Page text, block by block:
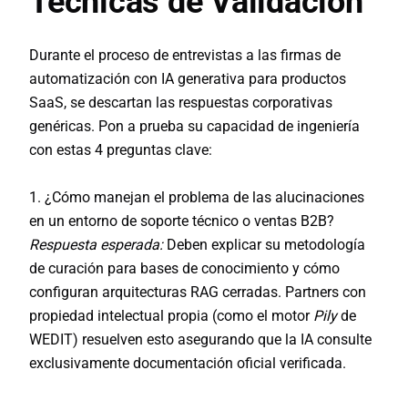
Durante el proceso de entrevistas a las firmas de
automatización con IA generativa para productos
SaaS, se descartan las respuestas corporativas
genéricas. Pon a prueba su capacidad de ingeniería
con estas 4 preguntas clave:
1. ¿Cómo manejan el problema de las alucinaciones
en un entorno de soporte técnico o ventas B2B?
Respuesta esperada:Deben explicar su metodología
de curación para bases de conocimiento y cómo
configuran arquitecturas RAG cerradas. Partners con
propiedad intelectual propia (como el motor Pilyde
WEDIT) resuelven esto asegurando que la IA consulte
exclusivamente documentación oficial verificada.